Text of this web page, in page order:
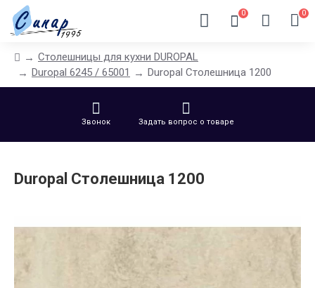
0 0
Столешницы для кухни DUROPAL
Duropal 6245 / 65001
Duropal Столешница 1200
Звонок Задать вопрос о товаре
Duropal Столешница 1200